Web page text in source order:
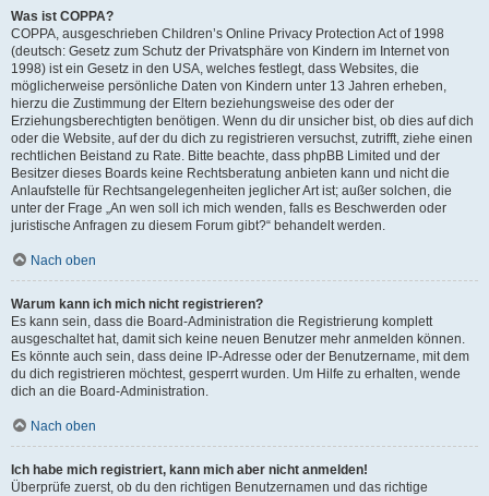
Was ist COPPA?
COPPA, ausgeschrieben Children’s Online Privacy Protection Act of 1998
(deutsch: Gesetz zum Schutz der Privatsphäre von Kindern im Internet von
1998) ist ein Gesetz in den USA, welches festlegt, dass Websites, die
möglicherweise persönliche Daten von Kindern unter 13 Jahren erheben,
hierzu die Zustimmung der Eltern beziehungsweise des oder der
Erziehungsberechtigten benötigen. Wenn du dir unsicher bist, ob dies auf dich
oder die Website, auf der du dich zu registrieren versuchst, zutrifft, ziehe einen
rechtlichen Beistand zu Rate. Bitte beachte, dass phpBB Limited und der
Besitzer dieses Boards keine Rechtsberatung anbieten kann und nicht die
Anlaufstelle für Rechtsangelegenheiten jeglicher Art ist; außer solchen, die
unter der Frage „An wen soll ich mich wenden, falls es Beschwerden oder
juristische Anfragen zu diesem Forum gibt?“ behandelt werden.
Nach oben
Warum kann ich mich nicht registrieren?
Es kann sein, dass die Board-Administration die Registrierung komplett
ausgeschaltet hat, damit sich keine neuen Benutzer mehr anmelden können.
Es könnte auch sein, dass deine IP-Adresse oder der Benutzername, mit dem
du dich registrieren möchtest, gesperrt wurden. Um Hilfe zu erhalten, wende
dich an die Board-Administration.
Nach oben
Ich habe mich registriert, kann mich aber nicht anmelden!
Überprüfe zuerst, ob du den richtigen Benutzernamen und das richtige